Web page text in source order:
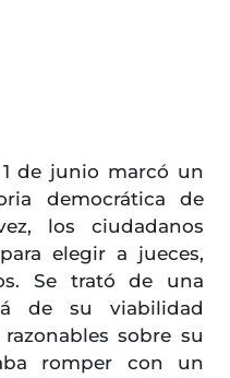
de junio marcó un
democrática de
los ciudadanos
elegir a jueces,
Se trató de una
de su viabilidad
sobre su
romper con un